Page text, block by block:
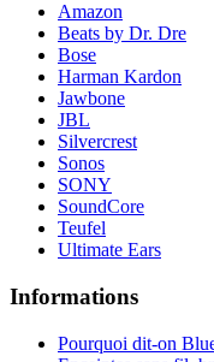
Amazon
Beats by Dr. Dre
Bose
Harman Kardon
Jawbone
JBL
Silvercrest
Sonos
SONY
SoundCore
Teufel
Ultimate Ears
Informations
Pourquoi dit-on